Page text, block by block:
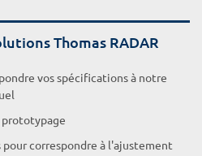
Thomas RADAR
vos spécifications à notre
correspondre à l'ajustement